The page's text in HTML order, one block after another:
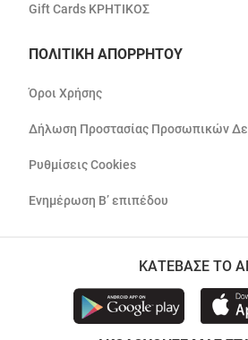
Gift Cards ΚΡΗΤΙΚΟΣ
ΠΟΛΙΤΙΚΗ ΑΠΟΡΡΗΤΟΥ
Όροι Χρήσης
Δήλωση Προστασίας Προσωπικών
Ρυθμίσεις Cookies
Ενημέρωση Β’ επιπέδου
ΚΑΤΕΒΑΣΕ ΤΟ